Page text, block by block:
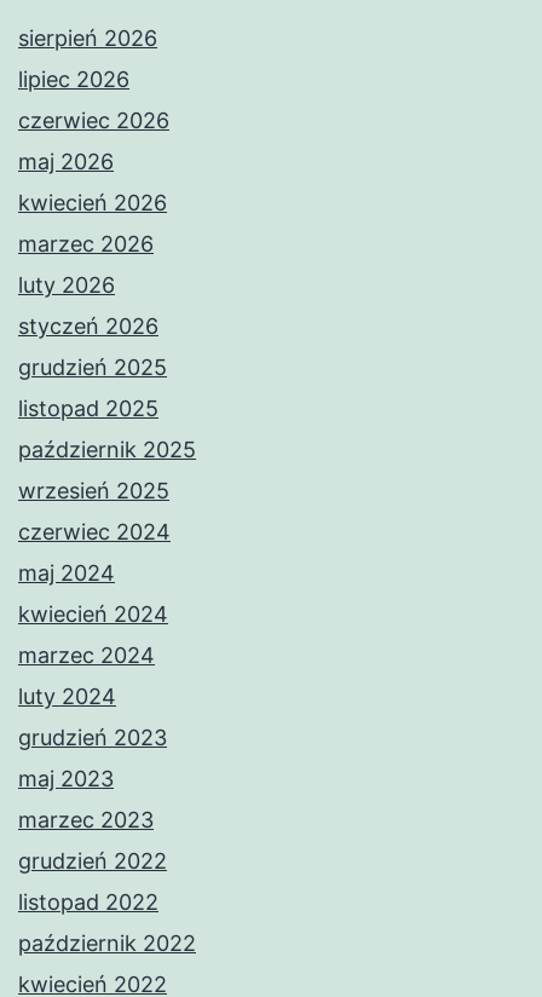
sierpień 2026
lipiec 2026
czerwiec 2026
maj 2026
kwiecień 2026
marzec 2026
luty 2026
styczeń 2026
grudzień 2025
listopad 2025
październik 2025
wrzesień 2025
czerwiec 2024
maj 2024
kwiecień 2024
marzec 2024
luty 2024
grudzień 2023
maj 2023
marzec 2023
grudzień 2022
listopad 2022
październik 2022
kwiecień 2022